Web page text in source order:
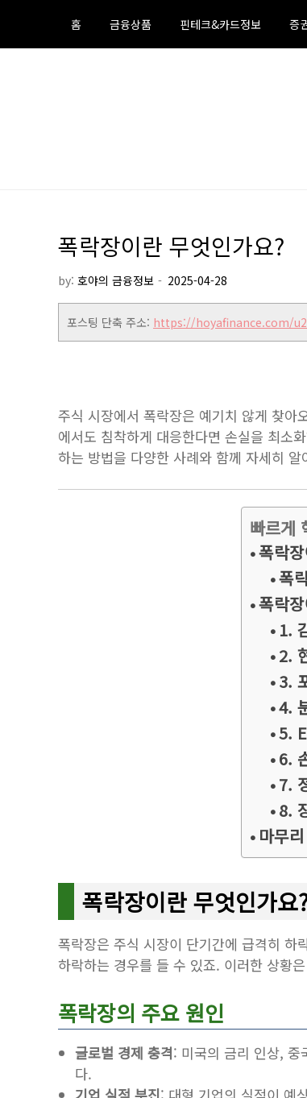
content
홈 금융상품 핀테크&카드정보 증
폭락장이란 무엇인가요?
by: 호야의 금융정보
포스팅 단축 주소: https://hoyafinance.com/
주식 시장에서 폭락장은 예기치 않게 찾아
에서도 침착하게 대응한다면 손실을 최소
하는 방법을 다양한 사례와 함께 자세히 알
빠르게
폭락
폭
폭락
1.
2.
3.
4.
5.
6.
7.
8.
마무리
폭락장이란 무엇인가요
폭락장은 주식 시장이 단기간에 급격히
하락하는 경우를 들 수 있죠. 이러한 상황
폭락장의 주요 원인
글로벌 경제 충격: 미국의 금리 인상, 중
다.